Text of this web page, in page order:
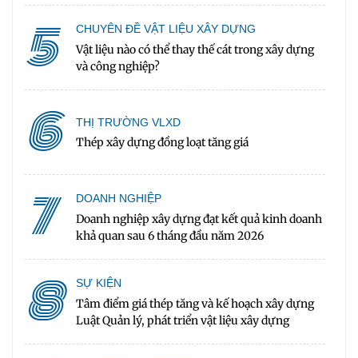
5 CHUYÊN ĐỀ VẬT LIỆU XÂY DỰNG
Vật liệu nào có thể thay thế cát trong xây dựng
và công nghiệp?
6 THỊ TRƯỜNG VLXD
Thép xây dựng đồng loạt tăng giá
7 DOANH NGHIỆP
Doanh nghiệp xây dựng đạt kết quả kinh doanh
khả quan sau 6 tháng đầu năm 2026
8 SỰ KIỆN
Tâm điểm giá thép tăng và kế hoạch xây dựng
Luật Quản lý, phát triển vật liệu xây dựng